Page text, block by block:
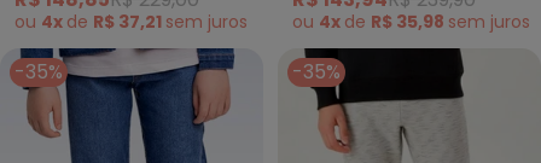
ou 4x de R$ 37,21 sem juros ou 4x de R$ 35,98 sem juros
-35% -35%